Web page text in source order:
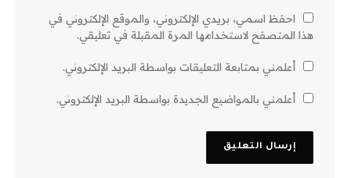
احفظ اسمي، بريدي الإلكتروني، والموقع الإلكتروني في
هذا المتصفح لاستخدامها المرة المقبلة في تعليقي.
أعلمني بمتابعة التعليقات بواسطة البريد الإلكتروني.
أعلمني بالمواضيع الجديدة بواسطة البريد الإلكتروني.